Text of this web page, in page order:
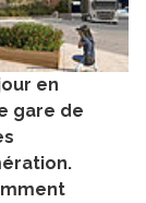
en
gare de